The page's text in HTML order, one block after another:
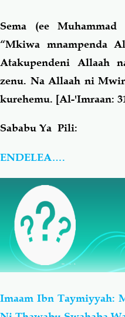
Sema (ee Muhammad
“Mkiwa mnampenda
Atakupendeni Allaah
zenu. Na Allaah ni
kurehemu. [Al-'Imraan:
Sababu Ya Pili:
ENDELEA….
Imaam Ibn Taymiyyah: